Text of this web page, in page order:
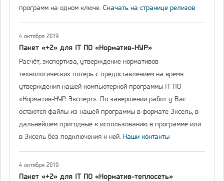
программ на одном ключе. Скачать на странице релизов
4 октября 2019
Пакет «+2» для IT ПО «Норматив-НУР»
Расчёт, экспертиза, утверждение нормативов
технологических потерь с предоставлением на время
утверждения нашей компьютерной программы IT ПО
«Норматив-НУР. Эксперт». По завершении работ у Вас
остаются файлы из нашей программы в формате Эксель, в
дальнейшем пригодные к использованию в программе или
в Эксель без подключения к ней. Наши контакты
4 октября 2019
Пакет «+2» для IT ПО «Норматив-теплосеть»